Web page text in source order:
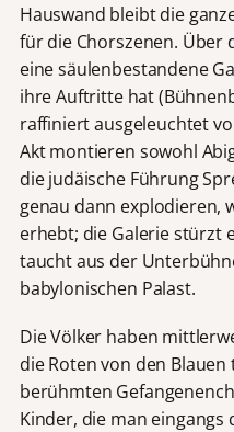
Hauswand bleibt die
für die Chorszenen. Über
eine säulenbestandene
ihre Auftritte hat
raffiniert ausgeleuchtet
Akt montieren sowohl
die judäische Führung
genau dann explodieren,
erhebt; die Galerie stürzt
taucht aus der
babylonischen Palast.
Die Völker haben
die Roten von den
berühmten
Kinder, die man eingangs